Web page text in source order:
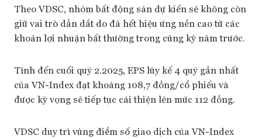
Theo VDSC, nhóm bất động sản dự kiến sẽ không còn
giữ vai trò dẫn dắt do đã hết hiệu ứng nền cao từ các
khoản lợi nhuận bất thường trong cùng kỳ năm trước.
Tính đến cuối quý 2.2025, EPS lũy kế 4 quý gần nhất
của VN-Index đạt khoảng 108,7 đồng/cổ phiếu và
được kỳ vọng sẽ tiếp tục cải thiện lên mức 112 đồng.
VDSC duy trì vùng điểm số giao dịch của VN-Index